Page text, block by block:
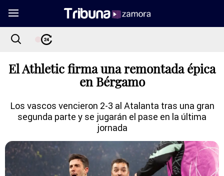
El Athletic firma una remontada épica
en Bérgamo
Los vascos vencieron 2-3 al Atalanta tras una gran
segunda parte y se jugarán el pase en la última
jornada